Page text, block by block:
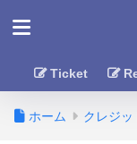
Ticket
ホーム クレジッ